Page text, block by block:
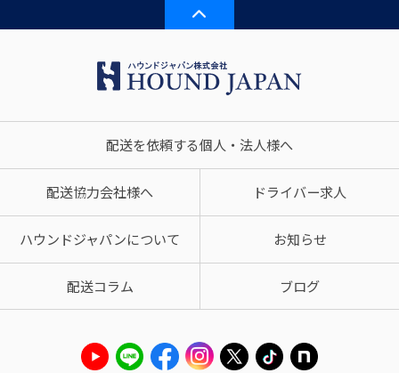
配送を依頼する個人・法人様へ
配送協力会社様へ ドライバー求人
ハウンドジャパンについて お知らせ
配送コラム ブログ